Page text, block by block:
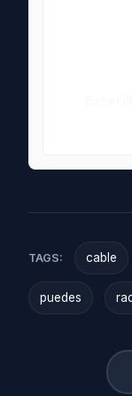
TAGS: cable
puedes